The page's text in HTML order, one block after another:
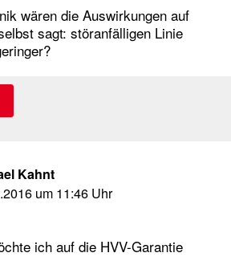
wären die Auswirkungen auf
sagt: störanfälligen Linie
Kahnt
um 11:46 Uhr
ich auf die HVV-Garantie